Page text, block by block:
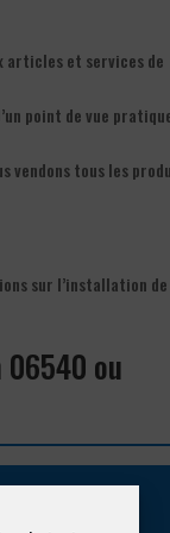
articles et services de
point de vue
vendons tous les
sur l’installation de
ou